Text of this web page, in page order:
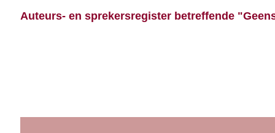
Auteurs- en sprekersregister betreffende